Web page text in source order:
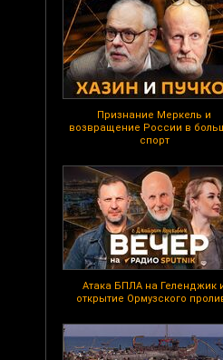
Признание Меркель и
возвращение России в
спорт
Атака БПЛА на Геленджик
открытие Ормузского